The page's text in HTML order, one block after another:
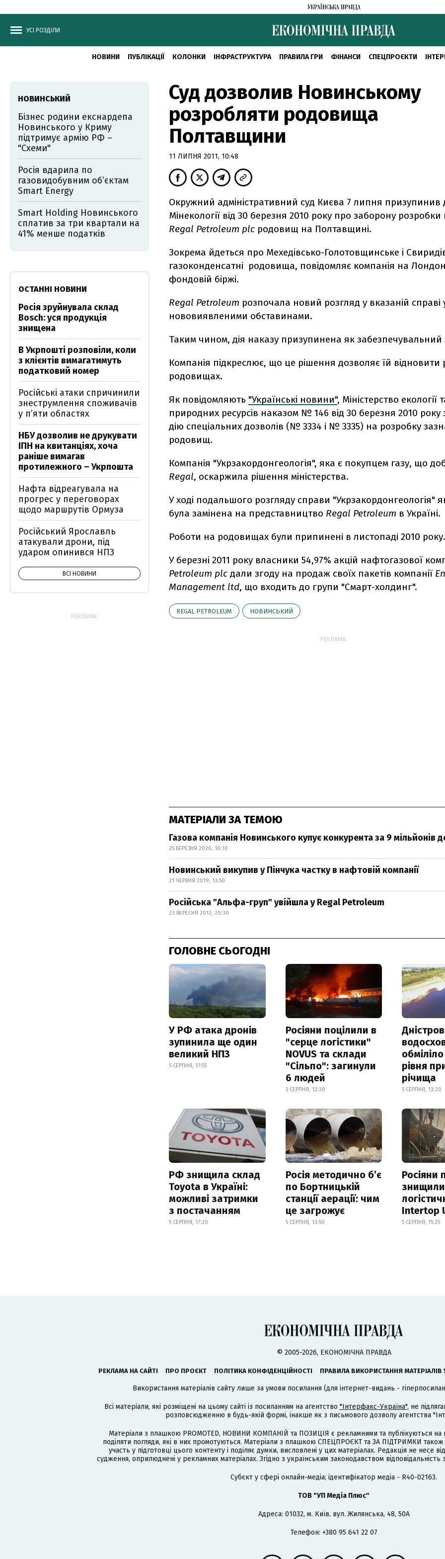
УСІ РОЗДІЛИ
НОВИНИ ПУБЛІКАЦІЇ КОЛОНКИ ІНФРАСТРУКТУРА ПРАВИЛА ГРИ ФІНАНСИ СПЕЦПРОЄКТИ
Суд дозволив Новинському
розробляти родовища
Полтавщини
11 ЛИПНЯ 2011, 10:48
Окружний адміністративний суд Києва 7 липня призупинив
Мінекології від 30 березня 2010 року про заборону
Regal Petroleum plc родовищ на Полтавщині.
Зокрема йдеться про Мехедівсько-Голотовщинське і
газоконденсатні родовища, повідомляє компанія на
фондовій біржі.
Regal Petroleum розпочала новий розгляд у вказаній справі
нововиявленими обставинами.
Таким чином, дія наказу призупинена як забезпечувальний
Компанія підкреслює, що це рішення дозволяє їй відновити
родовищах.
Як повідомляють "Українські новини", Міністерство екології
природних ресурсів наказом № 146 від 30 березня 2010
дію спеціальних дозволів (№ 3334 і № 3335) на розробку
родовищ.
Компанія "Укрзакордонгеологія", яка є покупцем газу, що
Regal, оскаржила рішення міністерства.
У ході подальшого розгляду справи "Укрзакордонгеологія"
була замінена на представництво Regal Petroleum в Україні.
Роботи на родовищах були припинені в листопаді 2010 року.
У березні 2011 року власники 54,97% акцій нафтогазової
Petroleum plc дали згоду на продаж своїх пакетів компанії
Management ltd, що входить до групи "Смарт-холдинг".
REGAL PETROLEUM НОВИНСЬКИЙ
РЕКЛАМА:
МАТЕРІАЛИ ЗА ТЕМОЮ
Газова компанія Новинського купує конкурента за 9 мільйонів
25 БЕРЕЗНЯ 2020, 10:10
Новинський викупив у Пінчука частку в нафтовій компанії
21 ЧЕРВНЯ 2019, 13:50
Російська "Альфа-груп" увійшла у Regal Petroleum
23 ВЕРЕСНЯ 2013, 20:30
ГОЛОВНЕ СЬОГОДНІ
У РФ атака дронів
зупинила ще один
великий НПЗ
5 СЕРПНЯ, 17:55
Росіяни поцілили в
"серце логістики"
NOVUS та склади
"Сільпо": загинули
6 людей
5 СЕРПНЯ, 12:30
рівня
річища
5 СЕРПНЯ, 13:20
РФ знищила склад
Toyota в Україні:
можливі затримки
з постачанням
5 СЕРПНЯ, 17:20
Росія методично б’є
по Бортницькій
станції аерації: чим
це загрожує
5 СЕРПНЯ, 13:50
Росіяни
знищили
Intertop
5 СЕРПНЯ, 15:25
НОВИНСЬКИЙ
Бізнес родини екснардепа
Новинського у Криму
підтримує армію РФ –
"Схеми"
Росія вдарила по
газовидобувним об’єктам
Smart Energy
Smart Holding Новинського
сплатив за три квартали на
41% менше податків
ОСТАННІ НОВИНИ
Росія зруйнувала склад
Bosch: уся продукція
знищена
В Укрпошті розповіли, коли
з клієнтів вимагатимуть
податковий номер
Російські атаки спричинили
знеструмлення споживачів
у п’яти областях
НБУ дозволив не друкувати
ІПН на квитанціях, хоча
раніше вимагав
протилежного – Укрпошта
Нафта відреагувала на
прогрес у переговорах
щодо маршрутів Ормуза
Російський Ярославль
атакували дрони, під
ударом опинився НПЗ
ВСІ НОВИНИ
РЕКЛАМА:
© 2005-2026, ЕКОНОМІЧНА ПРАВДА
РЕКЛАМА НА САЙТІ ПРО ПРОЄКТ ПОЛІТИКА КОНФІДЕНЦІЙНОСТІ ПРАВИЛА ВИКОРИСТАННЯ МАТЕРІАЛІВ
Використання матеріалів сайту лише за умови посилання (для інтернет-видань -
Всі матеріали, які розміщені на цьому сайті із посиланням на агентство "Інтерфакс-Україна", не
розповсюдженню в будь-якій формі, інакше як з письмового дозволу агентства
Матеріали з плашкою PROMOTED, НОВИНИ КОМПАНІЙ та ПОЗИЦІЯ є рекламними та публікуються на
поділяти погляди, які в них промотуються. Матеріали з плашкою СПЕЦПРОЄКТ та ЗА ПІДТРИМКИ
участь у підготовці цього контенту і поділяє думки, висловлені у цих матеріалах. Редакція не несе
судження, оприлюднені у рекламних матеріалах. Згідно з українським законодавством
Cубєкт у сфері онлайн-медіа; ідентифікатор медіа - R40-02163.
ТОВ "УП Медіа Плюс"
Адреса: 01032, м. Київ, вул. Жилянська, 48, 50А
Телефон: +380 95 641 22 07